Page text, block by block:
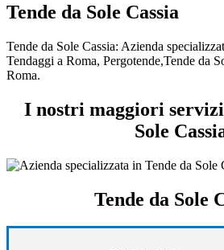
Tende da Sole Cassia
Tende da Sole Cassia: Azienda
Tendaggi a Roma, Pergotende,Tende da
Roma.
I nostri maggiori
Sole
Tende da Sole